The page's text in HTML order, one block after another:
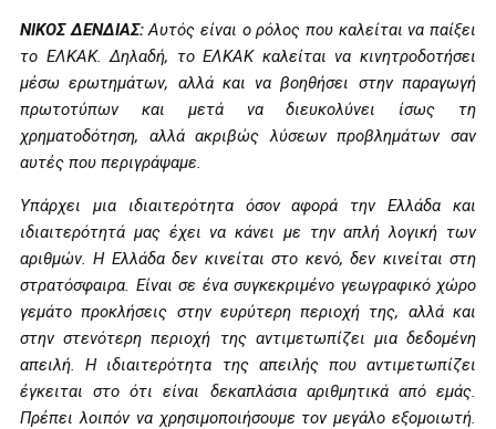
ΝΙΚΟΣ ΔΕΝΔΙΑΣ:Αυτός είναι ο ρόλος που καλείται να παίξει
το ΕΛΚΑΚ. Δηλαδή, το ΕΛΚΑΚ καλείται να κινητροδοτήσει
μέσω ερωτημάτων, αλλά και να βοηθήσει στην παραγωγή
πρωτοτύπων και μετά να διευκολύνει ίσως τη
χρηματοδότηση, αλλά ακριβώς λύσεων προβλημάτων σαν
αυτές που περιγράψαμε.
Υπάρχει μια ιδιαιτερότητα όσον αφορά την Ελλάδα και
ιδιαιτερότητά μας έχει να κάνει με την απλή λογική των
αριθμών. Η Ελλάδα δεν κινείται στο κενό, δεν κινείται στη
στρατόσφαιρα. Είναι σε ένα συγκεκριμένο γεωγραφικό χώρο
γεμάτο προκλήσεις στην ευρύτερη περιοχή της, αλλά και
στην στενότερη περιοχή της αντιμετωπίζει μια δεδομένη
απειλή. Η ιδιαιτερότητα της απειλής που αντιμετωπίζει
έγκειται στο ότι είναι δεκαπλάσια αριθμητικά από εμάς.
Πρέπει λοιπόν να χρησιμοποιήσουμε τον μεγάλο εξομοιωτή.